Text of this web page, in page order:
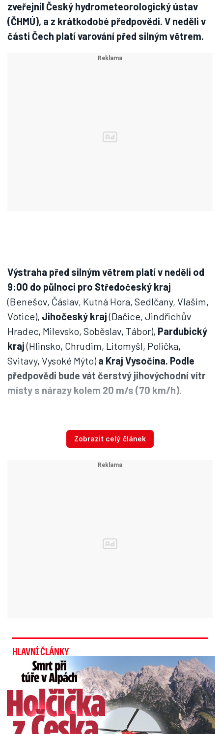
zveřejnil Český hydrometeorologický ústav
(ČHMÚ), a z krátkodobé předpovědi. V neděli v
části Čech platí varování před silným větrem.
Výstraha před silným větrem platí v neděli od
9:00 do půlnoci pro Středočeský kraj
(Benešov, Čáslav, Kutná Hora, Sedlčany, Vlašim,
Votice), Jihočeský kraj(Dačice, Jindřichův
Hradec, Milevsko, Soběslav, Tábor), Pardubický
kraj(Hlinsko, Chrudim, Litomyšl, Polička,
Svitavy, Vysoké Mýto)a Kraj Vysočina. Podle
předpovědi bude vát čerstvý jihovýchodní vítr
místy s nárazy kolem 20 m/s (70 km/h).
pak platí výstraha i pro Liberecký kraj
Liberec a Tanvald. Tady bude vát čerstvý
opatrnosti - ať už jako chodci, nebo řidiči. Na
horách omezit túry a nevydávat se zejména do
hřebenových partií.
Začátek příštího týdne bude ještě
Zobrazit celý článek
HLAVNÍ ČLÁNKY
Smrt Češky v Alpách: Zemřela při túře s rodiči